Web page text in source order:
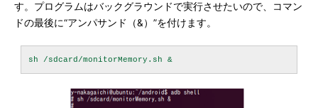
す。プログラムはバックグラウンドで実行させたいので、コマン
ドの最後に“アンパサンド（&）”を付けます。